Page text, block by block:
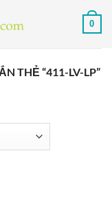
0
THẺ “411-LV-LP”